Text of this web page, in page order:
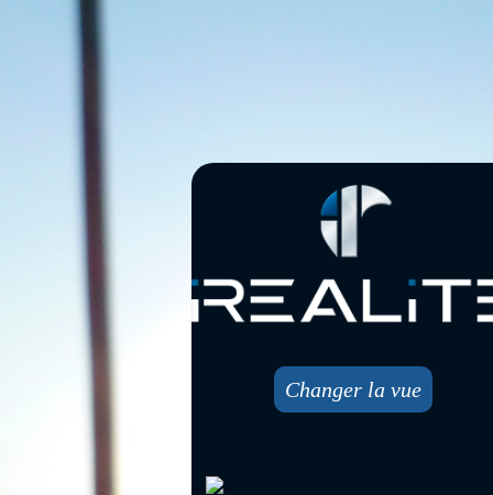
Changer la vue